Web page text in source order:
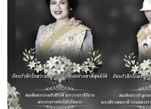
มาตรการส่งเสริมคุณธรรมและความโปร่งใสภา
นโยบายไม่รับของขวัญ (No
Published, 12 เมษายน 2565|
ทต.ไผ่ดำ
O34ประกาศนโยบายไม่รับของขวัญ
ดาวน์โหล
Post Views:1,487
Posted inประกาศ/หนังสือราชการต่าง ๆ,แผ